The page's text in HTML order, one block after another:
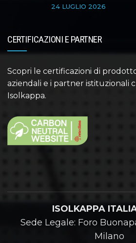
24 LUGLIO 2026
CERTIFICAZIONI E PARTNER
Scopri le certificazioni di
aziendali e i partner istituzionali
Isolkappa.
ISOLKAPPA
Sede Legale: Foro
Milano